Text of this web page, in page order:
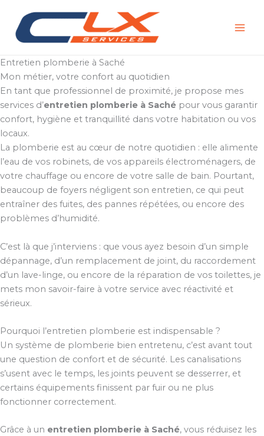
contenu
Entretien plomberie à Saché
Mon métier, votre confort au quotidien
En tant que professionnel de proximité, je propose mes
services d’entretien plomberie à Saché pour vous garantir
confort, hygiène et tranquillité dans votre habitation ou vos
locaux.
La plomberie est au cœur de notre quotidien : elle alimente
l’eau de vos robinets, de vos appareils électroménagers, de
votre chauffage ou encore de votre salle de bain. Pourtant,
beaucoup de foyers négligent son entretien, ce qui peut
entraîner des fuites, des pannes répétées, ou encore des
problèmes d’humidité.
C’est là que j’interviens : que vous ayez besoin d’un simple
dépannage, d’un remplacement de joint, du raccordement
d’un lave-linge, ou encore de la réparation de vos toilettes, je
mets mon savoir-faire à votre service avec réactivité et
sérieux.
Pourquoi l’entretien plomberie est indispensable ?
Un système de plomberie bien entretenu, c’est avant tout
une question de confort et de sécurité. Les canalisations
s’usent avec le temps, les joints peuvent se desserrer, et
certains équipements finissent par fuir ou ne plus
fonctionner correctement.
Grâce à un entretien plomberie à Saché, vous réduisez les